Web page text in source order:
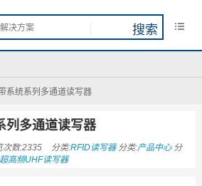
系统系列多通道读写器
列多通道读写器
次数:2335 分类:RFID读写器分类:产品中心分
高频UHF读写器